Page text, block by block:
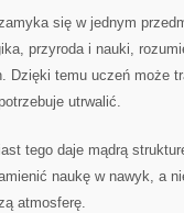
się w jednym
przyroda i nauki,
Dzięki temu uczeń może
utrwalić.
tego daje mądrą
naukę w nawyk, a
atmosferę.